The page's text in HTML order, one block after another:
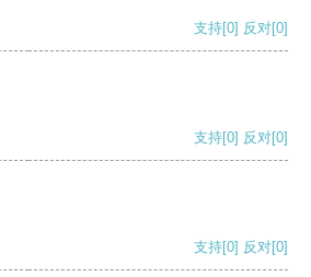
支持[0] 反对[0]
支持[0] 反对[0]
支持[0] 反对[0]